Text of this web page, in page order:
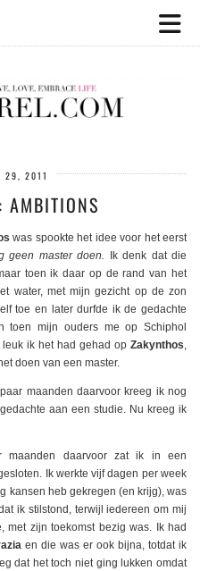
29, 2011
AMBITIONS
was spookte het idee voor het eerst
geen master doen. Ik denk dat die
toen ik daar op de rand van het
water, met mijn gezicht op de zon
toe en later durfde ik de gedachte
toen mijn ouders me op Schiphol
ik het had gehad op Zakynthos,
doen van een master.
maanden daarvoor kreeg ik nog
aan een studie. Nu kreeg ik
maanden daarvoor zat ik in een
Ik werkte vijf dagen per week
kansen heb gekregen (en krijg), was
ik stilstond, terwijl iedereen om mij
met zijn toekomst bezig was. Ik had
en die was er ook bijna, totdat ik
dat het toch niet ging lukken omdat